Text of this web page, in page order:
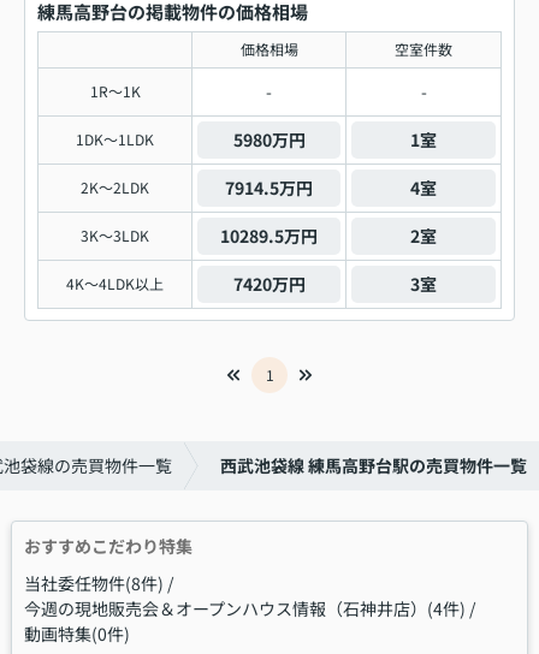
練馬高野台の掲載物件の価格相場
価格相場 空室件数
1R～1K - -
1DK～1LDK 5980万円 1室
2K～2LDK 7914.5万円 4室
3K～3LDK 10289.5万円 2室
4K～4LDK以上 7420万円 3室
1
袋線の売買物件一覧 西武池袋線 練馬高野台駅の売買物件一覧
おすすめこだわり特集
当社委任物件(8件)
今週の現地販売会＆オープンハウス情報（石神井店）(4件)
動画特集(0件)